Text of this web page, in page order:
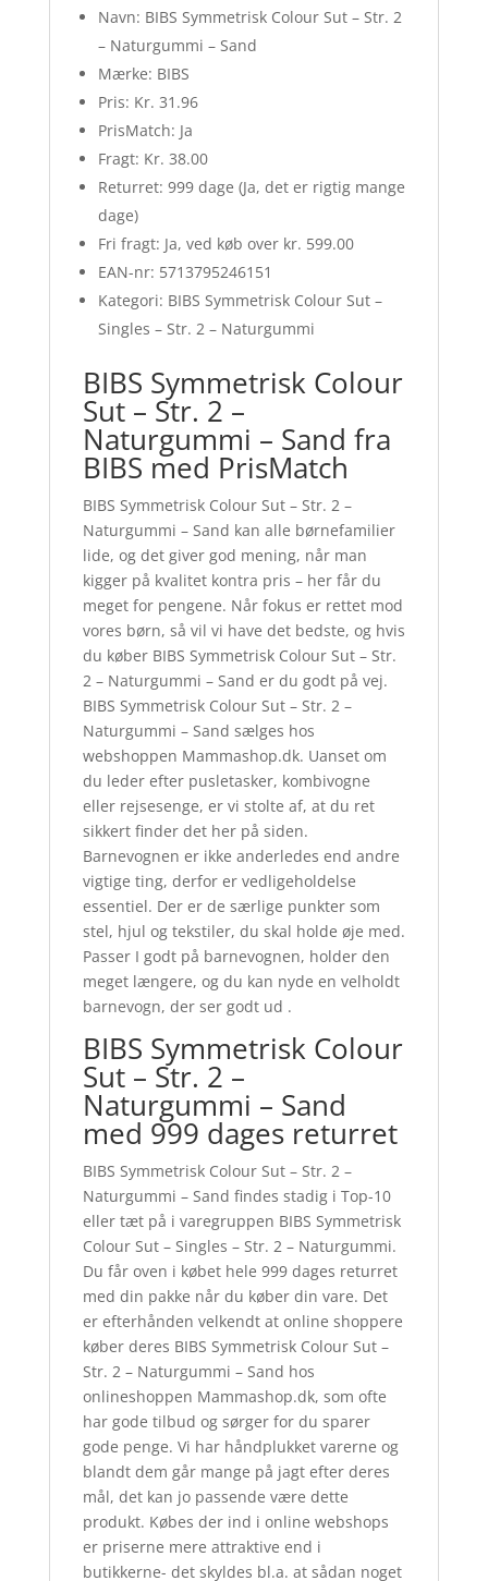
Navn: BIBS Symmetrisk Colour Sut – Str. 2
– Naturgummi – Sand
Mærke: BIBS
Pris: Kr. 31.96
PrisMatch: Ja
Fragt: Kr. 38.00
Returret: 999 dage (Ja, det er rigtig mange
dage)
Fri fragt: Ja, ved køb over kr. 599.00
EAN-nr: 5713795246151
Kategori: BIBS Symmetrisk Colour Sut –
Singles – Str. 2 – Naturgummi
BIBS Symmetrisk Colour
Sut – Str. 2 –
Naturgummi – Sand fra
BIBS med PrisMatch
BIBS Symmetrisk Colour Sut – Str. 2 –
Naturgummi – Sand kan alle børnefamilier
lide, og det giver god mening, når man
kigger på kvalitet kontra pris – her får du
meget for pengene. Når fokus er rettet mod
vores børn, så vil vi have det bedste, og hvis
du køber BIBS Symmetrisk Colour Sut – Str.
2 – Naturgummi – Sand er du godt på vej.
BIBS Symmetrisk Colour Sut – Str. 2 –
Naturgummi – Sand sælges hos
webshoppen Mammashop.dk. Uanset om
du leder efter pusletasker, kombivogne
eller rejsesenge, er vi stolte af, at du ret
sikkert finder det her på siden.
Barnevognen er ikke anderledes end andre
vigtige ting, derfor er vedligeholdelse
essentiel. Der er de særlige punkter som
stel, hjul og tekstiler, du skal holde øje med.
Passer I godt på barnevognen, holder den
meget længere, og du kan nyde en velholdt
barnevogn, der ser godt ud .
BIBS Symmetrisk Colour
Sut – Str. 2 –
Naturgummi – Sand
med 999 dages returret
BIBS Symmetrisk Colour Sut – Str. 2 –
Naturgummi – Sand findes stadig i Top-10
eller tæt på i varegruppen BIBS Symmetrisk
Colour Sut – Singles – Str. 2 – Naturgummi.
Du får oven i købet hele 999 dages returret
med din pakke når du køber din vare. Det
er efterhånden velkendt at online shoppere
køber deres BIBS Symmetrisk Colour Sut –
Str. 2 – Naturgummi – Sand hos
onlineshoppen Mammashop.dk, som ofte
har gode tilbud og sørger for du sparer
gode penge. Vi har håndplukket varerne og
blandt dem går mange på jagt efter deres
mål, det kan jo passende være dette
produkt. Købes der ind i online webshops
er priserne mere attraktive end i
butikkerne- det skyldes bl.a. at sådan noget